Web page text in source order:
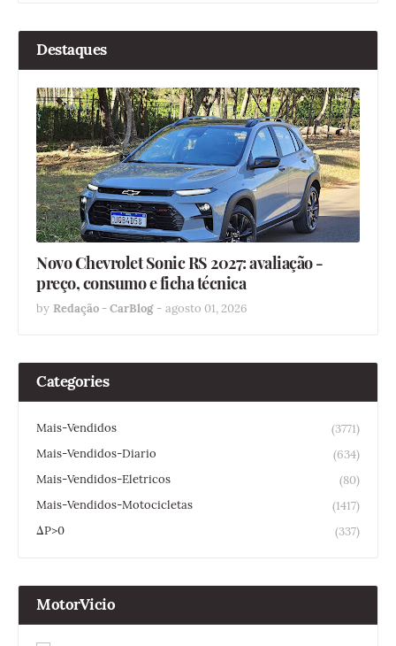
Destaques
Novo Chevrolet Sonic RS 2027: avaliação -
preço, consumo e ficha técnica
by Redação - CarBlog - agosto 01, 2026
Categories
Mais-Vendidos
(3771)
Mais-Vendidos-Diario
(634)
Mais-Vendidos-Eletricos
(80)
Mais-Vendidos-Motocicletas
(1417)
ΔP>0
(337)
MotorVicio